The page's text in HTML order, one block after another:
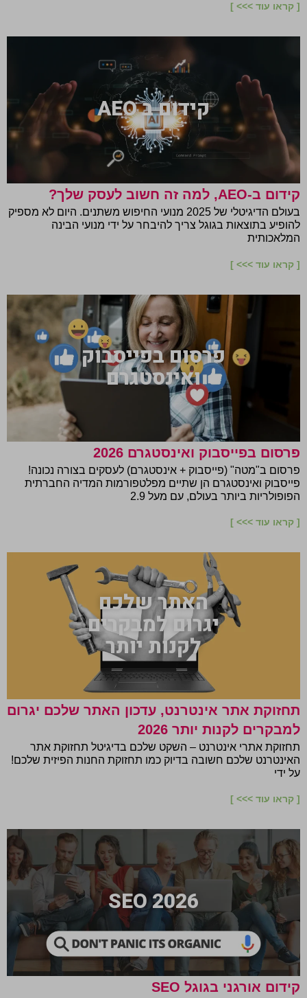
[ קראו עוד >>> ]
קידום ב AEO
קידום ב-AEO, למה זה חשוב לעסק שלך?
בעולם הדיגיטלי של 2025 מנועי החיפוש משתנים. היום לא מספיק
להופיע בתוצאות בגוגל צריך להיבחר על ידי מנועי הבינה
המלאכותית
[ קראו עוד >>> ]
פרסום בפייסבוק
ואינסטגרם
פרסום בפייסבוק ואינסטגרם 2026
פרסום ב"מטה" (פייסבוק + אינסטגרם) לעסקים בצורה נכונה!
פייסבוק ואינסטגרם הן שתיים מפלטפורמות המדיה החברתית
הפופולריות ביותר בעולם, עם מעל 2.9
[ קראו עוד >>> ]
האתר שלכם
יגרום למבקרים
לקנות יותר
תחזוקת אתר אינטרנט, עדכון האתר שלכם יגרום
למבקרים לקנות יותר 2026
תחזוקת אתרי אינטרנט – השקט שלכם בדיגיטל תחזוקת אתר
האינטרנט שלכם חשובה בדיוק כמו תחזוקת החנות הפיזית שלכם!
על ידי
[ קראו עוד >>> ]
SEO 2026
קידום אורגני בגוגל SEO